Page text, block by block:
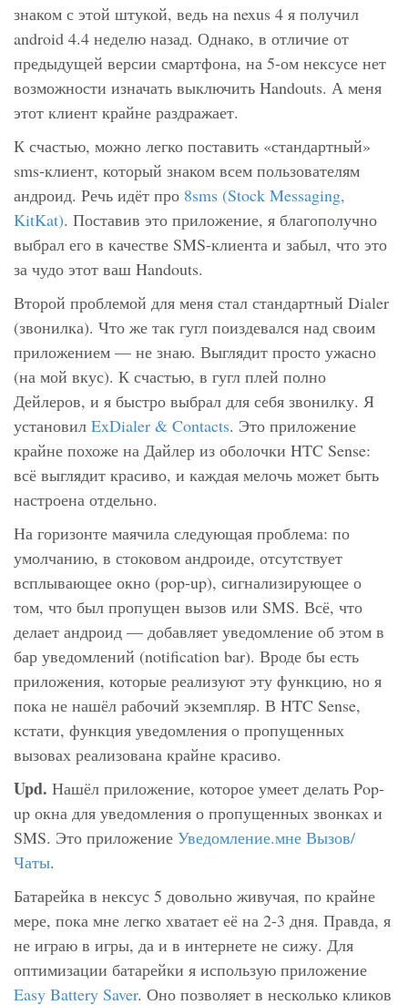
знаком с этой штукой, ведь на nexus 4 я получил
android 4.4 неделю назад. Однако, в отличие от
предыдущей версии смартфона, на 5-ом нексусе нет
возможности изначать выключить Handouts. А меня
этот клиент крайне раздражает.
К счастью, можно легко поставить «стандартный»
sms-клиент, который знаком всем пользователям
андроид. Речь идёт про 8sms (Stock Messaging,
KitKat). Поставив это приложение, я благополучно
выбрал его в качестве SMS-клиента и забыл, что это
за чудо этот ваш Handouts.
Второй проблемой для меня стал стандартный Dialer
(звонилка). Что же так гугл поиздевался над своим
приложением — не знаю. Выглядит просто ужасно
(на мой вкус). К счастью, в гугл плей полно
Дейлеров, и я быстро выбрал для себя звонилку. Я
установил ExDialer & Contacts. Это приложение
крайне похоже на Дайлер из оболочки HTC Sense:
всё выглядит красиво, и каждая мелочь может быть
настроена отдельно.
На горизонте маячила следующая проблема: по
умолчанию, в стоковом андроиде, отсутствует
всплывающее окно (pop-up), сигнализирующее о
том, что был пропущен вызов или SMS. Всё, что
делает андроид — добавляет уведомление об этом в
бар уведомлений (notification bar). Вроде бы есть
приложения, которые реализуют эту функцию, но я
пока не нашёл рабочий экземпляр. В HTC Sense,
кстати, функция уведомления о пропущенных
вызовах реализована крайне красиво.
Upd. Нашёл приложение, которое умеет делать Pop-
up окна для уведомления о пропущенных звонках и
SMS. Это приложение Уведомление.мне Вызов/
Чаты.
Батарейка в нексус 5 довольно живучая, по крайне
мере, пока мне легко хватает её на 2-3 дня. Правда, я
не играю в игры, да и в интернете не сижу. Для
оптимизации батарейки я использую приложение
Easy Battery Saver. Оно позволяет в несколько кликов